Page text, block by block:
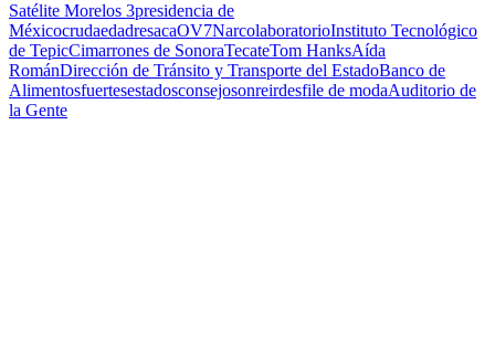
Satélite Morelos 3presidencia de
MéxicocrudaedadresacaOV7NarcolaboratorioInstituto Tecnológico
de TepicCimarrones de SonoraTecateTom HanksAída
RománDirección de Tránsito y Transporte del EstadoBanco de
Alimentosfuertesestadosconsejosonreirdesfile de modaAuditorio de
la Gente